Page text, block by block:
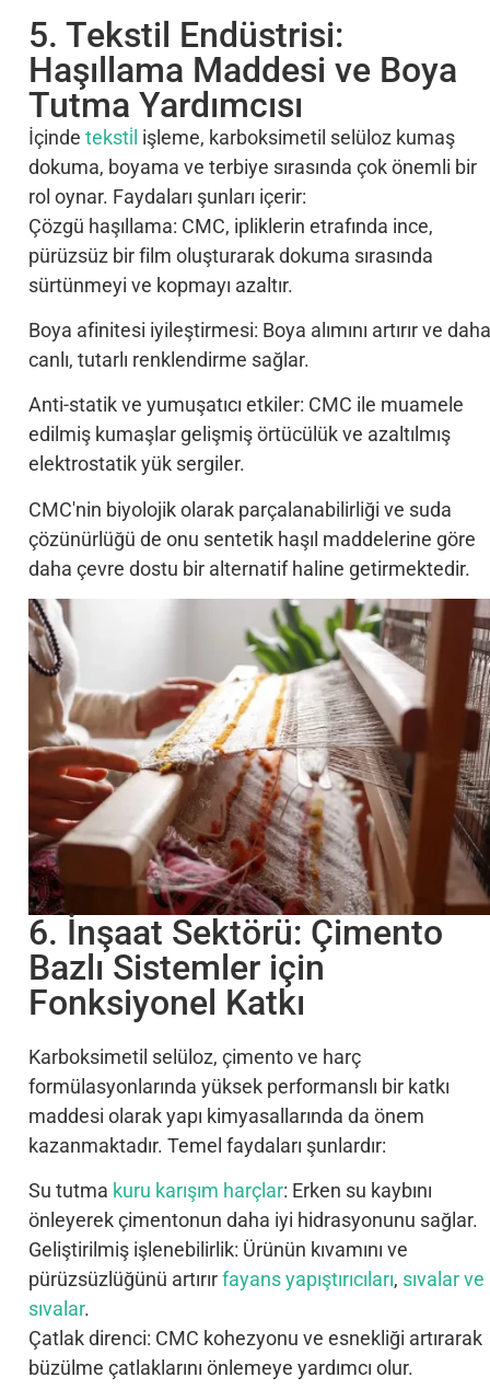
5. Tekstil Endüstrisi:
Haşıllama Maddesi ve Boya
Tutma Yardımcısı
İçinde teksti̇l işleme, karboksimetil selüloz kumaş
dokuma, boyama ve terbiye sırasında çok önemli bir
rol oynar. Faydaları şunları içerir:
Çözgü haşıllama: CMC, ipliklerin etrafında ince,
pürüzsüz bir film oluşturarak dokuma sırasında
sürtünmeyi ve kopmayı azaltır.
Boya afinitesi iyileştirmesi: Boya alımını artırır ve daha
canlı, tutarlı renklendirme sağlar.
Anti-statik ve yumuşatıcı etkiler: CMC ile muamele
edilmiş kumaşlar gelişmiş örtücülük ve azaltılmış
elektrostatik yük sergiler.
CMC'nin biyolojik olarak parçalanabilirliği ve suda
çözünürlüğü de onu sentetik haşıl maddelerine göre
daha çevre dostu bir alternatif haline getirmektedir.
6. İnşaat Sektörü: Çimento
Bazlı Sistemler için
Fonksiyonel Katkı
Karboksimetil selüloz, çimento ve harç
formülasyonlarında yüksek performanslı bir katkı
maddesi olarak yapı kimyasallarında da önem
kazanmaktadır. Temel faydaları şunlardır:
Su tutma kuru karışım harçlar: Erken su kaybını
önleyerek çimentonun daha iyi hidrasyonunu sağlar.
Geliştirilmiş işlenebilirlik: Ürünün kıvamını ve
pürüzsüzlüğünü artırırfayans yapıştırıcıları, sıvalar ve
sıvalar.
Çatlak direnci: CMC kohezyonu ve esnekliği artırarak
büzülme çatlaklarını önlemeye yardımcı olur.